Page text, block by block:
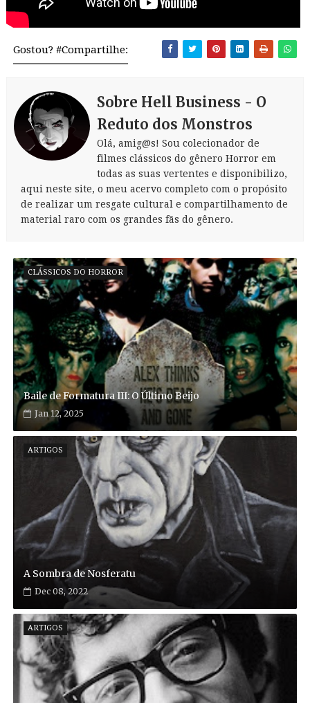
Gostou? #Compartilhe:
Sobre Hell Business - O
Reduto dos Monstros
Olá, amig@s! Sou colecionador de
filmes clássicos do gênero Horror em
todas as suas vertentes e disponibilizo,
aqui neste site, o meu acervo completo com o propósito
de realizar um resgate cultural e compartilhamento de
material raro com os grandes fãs do gênero.
CLÁSSICOS DO HORROR
Baile de Formatura III: O Último Beijo
Jan 12, 2025
ARTIGOS
A Sombra de Nosferatu
Dec 08, 2022
ARTIGOS